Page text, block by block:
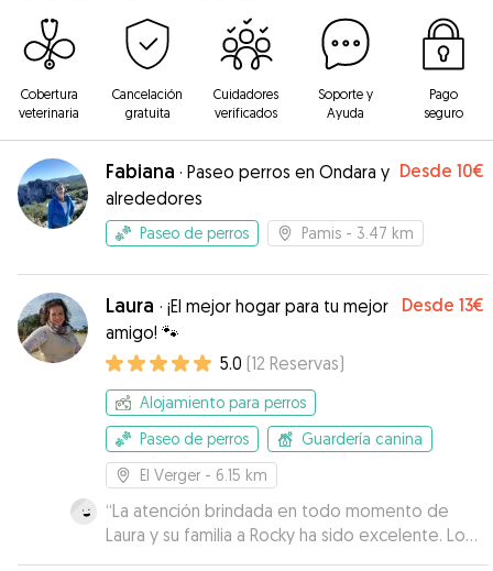
Cobertura
veterinaria
Cancelación
gratuita
Cuidadores
verificados
Soporte y
Ayuda
Pago
seguro
Fabiana · Paseo perros en Ondara y
alrededores
Desde 10€
Paseo de perros Pamis - 3.47 km
Laura · ¡El mejor hogar para tu mejor
amigo! 🐾
Desde 13€
5.0 (12 Reservas)
Alojamiento para perros
Paseo de perros
Guardería canina
El Verger - 6.15 km
“La atención brindada en todo momento de
Laura y su familia a Rocky ha sido excelente. Lo
han acogido como uno más de su manada. He